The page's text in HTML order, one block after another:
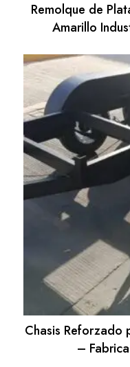
Remolque de
Amarillo
Chasis Reforzado
–